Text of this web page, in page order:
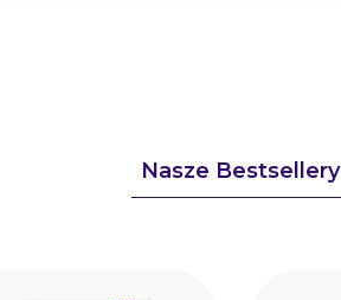
Nasze Bestsellery